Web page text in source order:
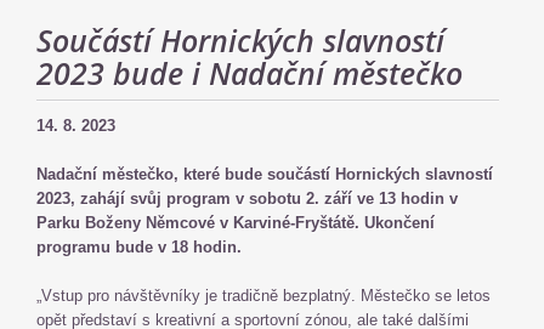
Součástí Hornických slavností
2023 bude i Nadační městečko
14. 8. 2023
Nadační městečko, které bude součástí Hornických slavností
2023, zahájí svůj program v sobotu 2. září ve 13 hodin v
Parku Boženy Němcové v Karviné-Fryštátě. Ukončení
programu bude v 18 hodin.
„Vstup pro návštěvníky je tradičně bezplatný. Městečko se letos
opět představí s kreativní a sportovní zónou, ale také dalšími